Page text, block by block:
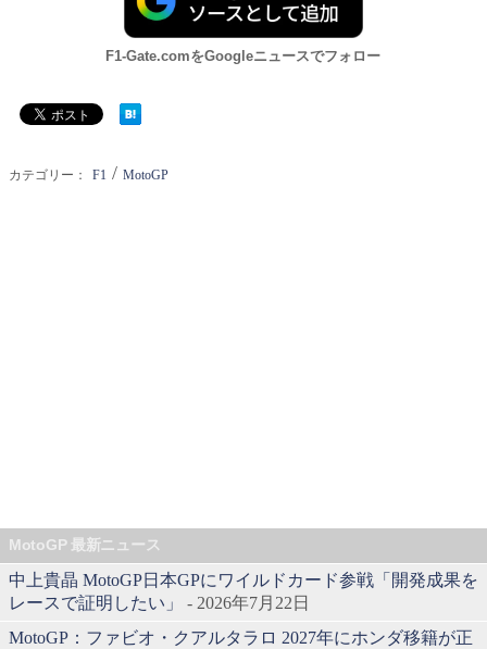
F1-Gate.comをGoogleニュースでフォロー
カテゴリー： F1 / MotoGP
MotoGP 最新ニュース
中上貴晶 MotoGP日本GPにワイルドカード参戦「開発成果を
レースで証明したい」
- 2026年7月22日
MotoGP：ファビオ・クアルタラロ 2027年にホンダ移籍が正